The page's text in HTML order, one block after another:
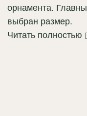
орнамента.
выбран размер.
Читать полностью